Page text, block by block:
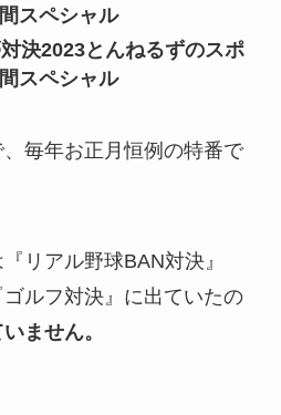
スペシャル
決2023とんねるずのスポ
スペシャル
毎年お正月恒例の特番で
リアル野球BAN対決』
ルフ対決』に出ていたの
ません。